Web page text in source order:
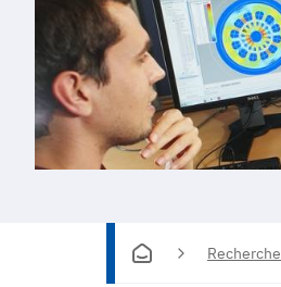
Recherche